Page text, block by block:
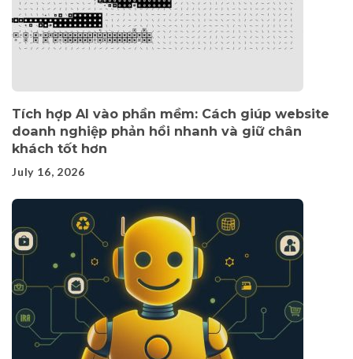
Tích hợp AI vào phần mềm: Cách giúp website
doanh nghiệp phản hồi nhanh và giữ chân
khách tốt hơn
July 16, 2026